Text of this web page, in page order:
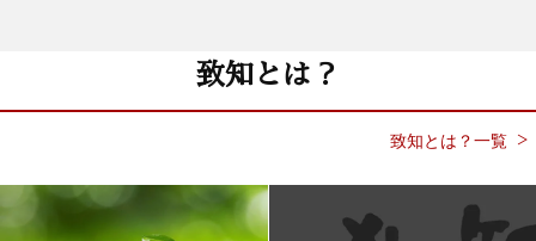
致知とは？
致知とは？一覧